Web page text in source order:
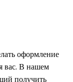
оформление
вас. В нашем
получить